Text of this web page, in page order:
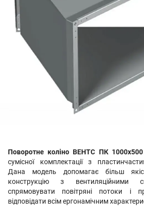
Поворотне коліно ВЕНТС ПК 1000х500
сумісної комплектації з
Дана модель допомагає більш
конструкцію з вентиляційними
спрямовувати повітряні потоки і
відповідати всім ергонамічним